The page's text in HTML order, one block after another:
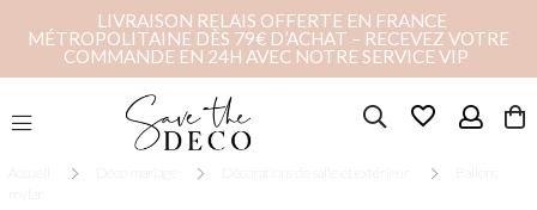
LIVRAISON RELAIS OFFERTE EN FRANCE
MÉTROPOLITAINE DÈS 79€ D’ACHAT – RECEVEZ VOTRE
COMMANDE EN 24H AVEC NOTRE SERVICE VIP
favorite_border
Accueil Déco mariage Décorations de salle et extérieur